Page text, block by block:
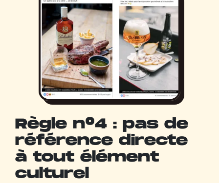
Règle n°4 : pas de
référence directe
à tout élément
culturel